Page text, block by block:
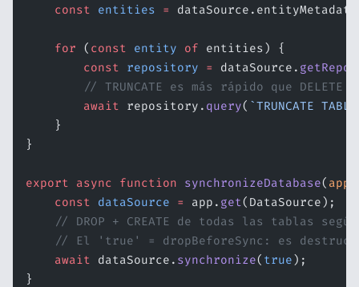
    const
entities =
    for
( const entity of entities) {
        const
repository = dataSource.
// TRUNCATE es más rápido que DELETE
        await
repository. query( `TRUNCATE
    }
}
export async function synchronizeDatabase( app
    const
dataSource = app. get(DataSource);
// DROP + CREATE de todas las tablas
// El 'true' = dropBeforeSync: es
    await
dataSource. synchronize( true);
}